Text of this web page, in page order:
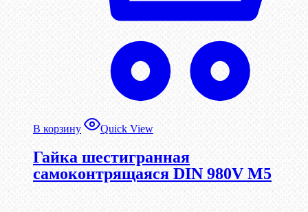
В корзину Quick View
Гайка шестигранная
самоконтрящаяся DIN 980V М5